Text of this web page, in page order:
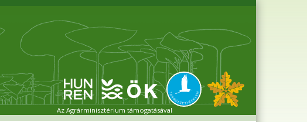
Az Agrárminisztérium támogatásával